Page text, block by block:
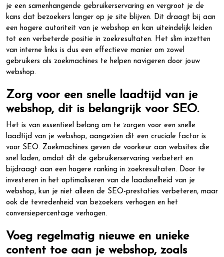
je een samenhangende gebruikerservaring en vergroot je de
kans dat bezoekers langer op je site blijven. Dit draagt bij aan
een hogere autoriteit van je webshop en kan uiteindelijk leiden
tot een verbeterde positie in zoekresultaten. Het slim inzetten
van interne links is dus een effectieve manier om zowel
gebruikers als zoekmachines te helpen navigeren door jouw
webshop.
Zorg voor een snelle laadtijd van je
webshop, dit is belangrijk voor SEO.
Het is van essentieel belang om te zorgen voor een snelle
laadtijd van je webshop, aangezien dit een cruciale factor is
voor SEO. Zoekmachines geven de voorkeur aan websites die
snel laden, omdat dit de gebruikerservaring verbetert en
bijdraagt aan een hogere ranking in zoekresultaten. Door te
investeren in het optimaliseren van de laadsnelheid van je
webshop, kun je niet alleen de SEO-prestaties verbeteren, maar
ook de tevredenheid van bezoekers verhogen en het
conversiepercentage verhogen.
Voeg regelmatig nieuwe en unieke
content toe aan je webshop, zoals